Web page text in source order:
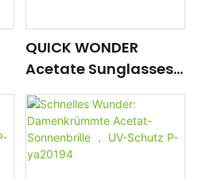
QUICK WONDER
Acetate Sunglasses
for Men – Pilot Lenses,
UV Protection P-
YA40102